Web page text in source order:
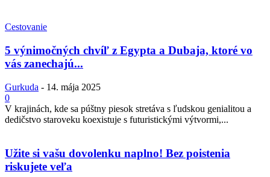
Cestovanie
5 výnimočných chvíľ z Egypta a Dubaja, ktoré vo
vás zanechajú...
Gurkuda - 14. mája 2025
0
V krajinách, kde sa púštny piesok stretáva s ľudskou genialitou a
dedičstvo staroveku koexistuje s futuristickými výtvormi,...
Užite si vašu dovolenku naplno! Bez poistenia
riskujete veľa